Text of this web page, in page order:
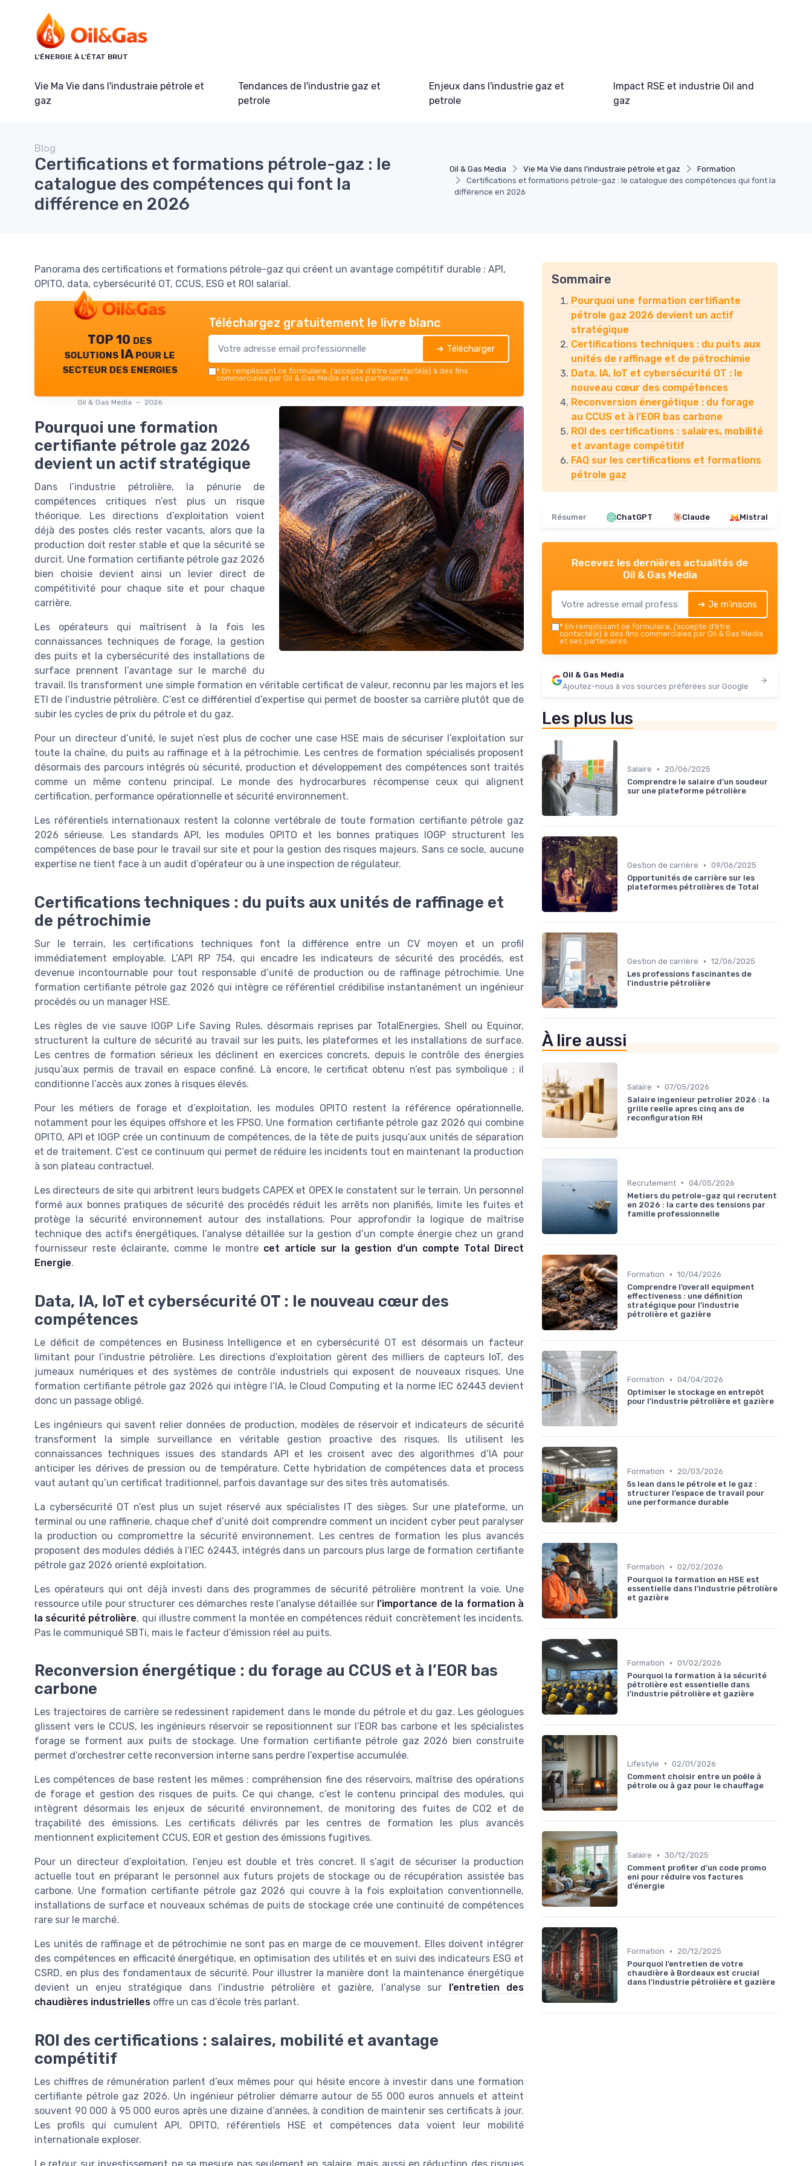
L'ÉNERGIE À L'ÉTAT BRUT
Vie Ma Vie dans l'industraie pétrole et
gaz
Tendances de l'industrie gaz et
petrole
Enjeux dans l'industrie gaz et
petrole
Impact RSE et industrie Oil and
gaz
Oil & Gas Media Vie Ma Vie dans l'industraie pétrole et gaz
Formation
Certifications et formations pétrole-gaz : le catalogue des compétences qui font la
différence en 2026
Blog
Certifications et formations pétrole-gaz : le
catalogue des compétences qui font la
différence en 2026
Panorama des certifications et formations pétrole-gaz qui créent un avantage compétitif durable : API,
OPITO, data, cybersécurité OT, CCUS, ESG et ROI salarial.
TOP 10 des
solutions IA pour le
secteur des energies
Oil & Gas Media — 2026
Téléchargez gratuitement le livre blanc
➔ Télécharger
* En remplissant ce formulaire, j’accepte d’être contacté(e) à des fins
commerciales par Oil & Gas Media et ses partenaires.
Pourquoi une formation
certifiante pétrole gaz 2026
devient un actif stratégique
Dans l’industrie pétrolière, la pénurie de
compétences critiques n’est plus un risque
théorique. Les directions d’exploitation voient
déjà des postes clés rester vacants, alors que la
production doit rester stable et que la sécurité se
durcit. Une formation certifiante pétrole gaz 2026
bien choisie devient ainsi un levier direct de
compétitivité pour chaque site et pour chaque
carrière.
Les opérateurs qui maîtrisent à la fois les
connaissances techniques de forage, la gestion
des puits et la cybersécurité des installations de
surface prennent l’avantage sur le marché du
travail. Ils transforment une simple formation en véritable certificat de valeur, reconnu par les majors et les
ETI de l’industrie pétrolière. C’est ce différentiel d’expertise qui permet de booster sa carrière plutôt que de
subir les cycles de prix du pétrole et du gaz.
Pour un directeur d’unité, le sujet n’est plus de cocher une case HSE mais de sécuriser l’exploitation sur
toute la chaîne, du puits au raffinage et à la pétrochimie. Les centres de formation spécialisés proposent
désormais des parcours intégrés où sécurité, production et développement des compétences sont traités
comme un même contenu principal. Le monde des hydrocarbures récompense ceux qui alignent
certification, performance opérationnelle et sécurité environnement.
Les référentiels internationaux restent la colonne vertébrale de toute formation certifiante pétrole gaz
2026 sérieuse. Les standards API, les modules OPITO et les bonnes pratiques IOGP structurent les
compétences de base pour le travail sur site et pour la gestion des risques majeurs. Sans ce socle, aucune
expertise ne tient face à un audit d’opérateur ou à une inspection de régulateur.
Certifications techniques : du puits aux unités de raffinage et
de pétrochimie
Sur le terrain, les certifications techniques font la différence entre un CV moyen et un profil
immédiatement employable. L’API RP 754, qui encadre les indicateurs de sécurité des procédés, est
devenue incontournable pour tout responsable d’unité de production ou de raffinage pétrochimie. Une
formation certifiante pétrole gaz 2026 qui intègre ce référentiel crédibilise instantanément un ingénieur
procédés ou un manager HSE.
Les règles de vie sauve IOGP Life Saving Rules, désormais reprises par TotalEnergies, Shell ou Equinor,
structurent la culture de sécurité au travail sur les puits, les plateformes et les installations de surface.
Les centres de formation sérieux les déclinent en exercices concrets, depuis le contrôle des énergies
jusqu’aux permis de travail en espace confiné. Là encore, le certificat obtenu n’est pas symbolique ; il
conditionne l’accès aux zones à risques élevés.
Pour les métiers de forage et d’exploitation, les modules OPITO restent la référence opérationnelle,
notamment pour les équipes offshore et les FPSO. Une formation certifiante pétrole gaz 2026 qui combine
OPITO, API et IOGP crée un continuum de compétences, de la tête de puits jusqu’aux unités de séparation
et de traitement. C’est ce continuum qui permet de réduire les incidents tout en maintenant la production
à son plateau contractuel.
Les directeurs de site qui arbitrent leurs budgets CAPEX et OPEX le constatent sur le terrain. Un personnel
formé aux bonnes pratiques de sécurité des procédés réduit les arrêts non planifiés, limite les fuites et
protège la sécurité environnement autour des installations. Pour approfondir la logique de maîtrise
technique des actifs énergétiques, l’analyse détaillée sur la gestion d’un compte énergie chez un grand
fournisseur reste éclairante, comme le montre cet article sur la gestion d’un compte Total Direct
Energie.
Data, IA, IoT et cybersécurité OT : le nouveau cœur des
compétences
Le déficit de compétences en Business Intelligence et en cybersécurité OT est désormais un facteur
limitant pour l’industrie pétrolière. Les directions d’exploitation gèrent des milliers de capteurs IoT, des
jumeaux numériques et des systèmes de contrôle industriels qui exposent de nouveaux risques. Une
formation certifiante pétrole gaz 2026 qui intègre l’IA, le Cloud Computing et la norme IEC 62443 devient
donc un passage obligé.
Les ingénieurs qui savent relier données de production, modèles de réservoir et indicateurs de sécurité
transforment la simple surveillance en véritable gestion proactive des risques. Ils utilisent les
connaissances techniques issues des standards API et les croisent avec des algorithmes d’IA pour
anticiper les dérives de pression ou de température. Cette hybridation de compétences data et process
vaut autant qu’un certificat traditionnel, parfois davantage sur des sites très automatisés.
La cybersécurité OT n’est plus un sujet réservé aux spécialistes IT des sièges. Sur une plateforme, un
terminal ou une raffinerie, chaque chef d’unité doit comprendre comment un incident cyber peut paralyser
la production ou compromettre la sécurité environnement. Les centres de formation les plus avancés
proposent des modules dédiés à l’IEC 62443, intégrés dans un parcours plus large de formation certifiante
pétrole gaz 2026 orienté exploitation.
Les opérateurs qui ont déjà investi dans des programmes de sécurité pétrolière montrent la voie. Une
ressource utile pour structurer ces démarches reste l’analyse détaillée sur l’importance de la formation à
la sécurité pétrolière, qui illustre comment la montée en compétences réduit concrètement les incidents.
Pas le communiqué SBTi, mais le facteur d’émission réel au puits.
Reconversion énergétique : du forage au CCUS et à l’EOR bas
carbone
Les trajectoires de carrière se redessinent rapidement dans le monde du pétrole et du gaz. Les géologues
glissent vers le CCUS, les ingénieurs réservoir se repositionnent sur l’EOR bas carbone et les spécialistes
forage se forment aux puits de stockage. Une formation certifiante pétrole gaz 2026 bien construite
permet d’orchestrer cette reconversion interne sans perdre l’expertise accumulée.
Les compétences de base restent les mêmes : compréhension fine des réservoirs, maîtrise des opérations
de forage et gestion des risques de puits. Ce qui change, c’est le contenu principal des modules, qui
intègrent désormais les enjeux de sécurité environnement, de monitoring des fuites de CO2 et de
traçabilité des émissions. Les certificats délivrés par les centres de formation les plus avancés
mentionnent explicitement CCUS, EOR et gestion des émissions fugitives.
Pour un directeur d’exploitation, l’enjeu est double et très concret. Il s’agit de sécuriser la production
actuelle tout en préparant le personnel aux futurs projets de stockage ou de récupération assistée bas
carbone. Une formation certifiante pétrole gaz 2026 qui couvre à la fois exploitation conventionnelle,
installations de surface et nouveaux schémas de puits de stockage crée une continuité de compétences
rare sur le marché.
Les unités de raffinage et de pétrochimie ne sont pas en marge de ce mouvement. Elles doivent intégrer
des compétences en efficacité énergétique, en optimisation des utilités et en suivi des indicateurs ESG et
CSRD, en plus des fondamentaux de sécurité. Pour illustrer la manière dont la maintenance énergétique
devient un enjeu stratégique dans l’industrie pétrolière et gazière, l’analyse sur
l’entretien des
chaudières industrielles offre un cas d’école très parlant.
ROI des certifications : salaires, mobilité et avantage
compétitif
Les chiffres de rémunération parlent d’eux mêmes pour qui hésite encore à investir dans une formation
certifiante pétrole gaz 2026. Un ingénieur pétrolier démarre autour de 55 000 euros annuels et atteint
souvent 90 000 à 95 000 euros après une dizaine d’années, à condition de maintenir ses certificats à jour.
Les profils qui cumulent API, OPITO, référentiels HSE et compétences data voient leur mobilité
internationale exploser.
Sommaire
Pourquoi une formation certifiante
pétrole gaz 2026 devient un actif
stratégique
Certifications techniques : du puits aux
unités de raffinage et de pétrochimie
Data, IA, IoT et cybersécurité OT : le
nouveau cœur des compétences
Reconversion énergétique : du forage
au CCUS et à l’EOR bas carbone
ROI des certifications : salaires, mobilité
et avantage compétitif
FAQ sur les certifications et formations
pétrole gaz
Résumer ChatGPT Claude Mistral
Recevez les dernières actualités de
Oil & Gas Media
➔ Je m'inscris
* En remplissant ce formulaire, j’accepte d’être
contacté(e) à des fins commerciales par Oil & Gas Media
et ses partenaires.
Oil & Gas Media
Ajoutez-nous à vos sources préférées sur Google
Les plus lus
Salaire •
20/06/2025
Comprendre le salaire d'un soudeur
sur une plateforme pétrolière
Gestion de carrière • 09/06/2025
Opportunités de carrière sur les
plateformes pétrolières de Total
Gestion de carrière • 12/06/2025
Les professions fascinantes de
l'industrie pétrolière
À lire aussi
Salaire • 07/05/2026
Salaire ingenieur petrolier 2026 : la
grille reelle apres cinq ans de
reconfiguration RH
Recrutement • 04/05/2026
Metiers du petrole-gaz qui recrutent
en 2026 : la carte des tensions par
famille professionnelle
Formation • 10/04/2026
Comprendre l’overall equipment
effectiveness : une définition
stratégique pour l’industrie
pétrolière et gazière
Formation • 04/04/2026
Optimiser le stockage en entrepôt
pour l’industrie pétrolière et gazière
Formation •
20/03/2026
5s lean dans le pétrole et le gaz :
structurer l’espace de travail pour
une performance durable
Formation • 02/02/2026
Pourquoi la formation en HSE est
essentielle dans l’industrie pétrolière
et gazière
Formation • 01/02/2026
Pourquoi la formation à la sécurité
pétrolière est essentielle dans
l’industrie pétrolière et gazière
Lifestyle • 02/01/2026
Comment choisir entre un poêle à
pétrole ou à gaz pour le chauffage
Salaire • 30/12/2025
Comment profiter d’un code promo
eni pour réduire vos factures
d’énergie
Formation •
20/12/2025
Pourquoi l’entretien de votre
chaudière à Bordeaux est crucial
dans l’industrie pétrolière et gazière